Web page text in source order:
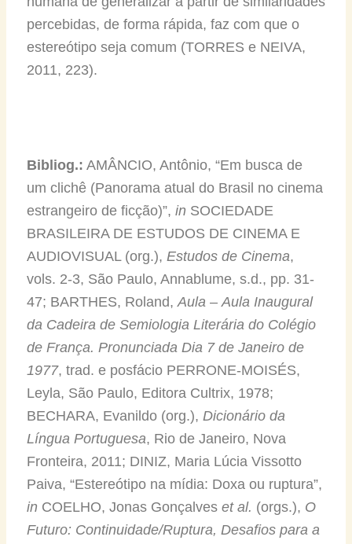
percebidas, de forma rápida, faz com que o
estereótipo seja comum (TORRES e NEIVA,
2011, 223).
Bibliog.: AMÂNCIO, Antônio, “Em busca de
um clichê (Panorama atual do Brasil no cinema
estrangeiro de ficção)”, in SOCIEDADE
BRASILEIRA DE ESTUDOS DE CINEMA E
AUDIOVISUAL (org.), Estudos de Cinema,
vols. 2-3, São Paulo, Annablume, s.d., pp. 31-
47; BARTHES, Roland,Aula–Aula Inaugural
da Cadeira de Semiologia Literária do Colégio
de França. Pronunciada Dia 7 de Janeiro de
1977, trad. e posfácio PERRONE-MOISÉS,
Leyla, São Paulo, Editora Cultrix, 1978;
BECHARA, Evanildo (org.), Dicionário da
Língua Portuguesa, Rio de Janeiro, Nova
Fronteira, 2011; DINIZ, Maria Lúcia Vissotto
Paiva, “Estereótipo na mídia: Doxa ou ruptura”,
in COELHO, Jonas Gonçalves et al. (orgs.), O
Futuro: Continuidade/Ruptura, Desafios para a